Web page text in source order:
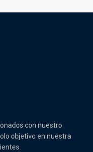
con nuestro
objetivo en nuestra